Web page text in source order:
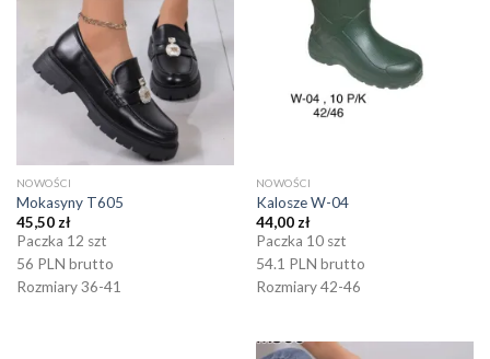
NOWOŚCI
Mokasyny T605
45,50 zł
Paczka 12 szt
56 PLN brutto
Rozmiary 36-41
NOWOŚCI
Kalosze W-04
44,00 zł
Paczka 10 szt
54.1 PLN brutto
Rozmiary 42-46